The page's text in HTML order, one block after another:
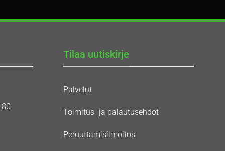
Tilaa uutiskirje
Palvelut
Toimitus- ja palautusehdot
Peruuttamisilmoitus